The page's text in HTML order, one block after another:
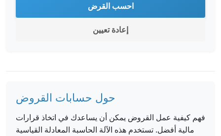
احسب القرض
إعادة تعيين
حول حسابات القروض
فهم كيفية عمل القروض يمكن أن يساعدك في اتخاذ قرارات
مالية أفضل. تستخدم هذه الآلة الحاسبة المعادلة القياسية